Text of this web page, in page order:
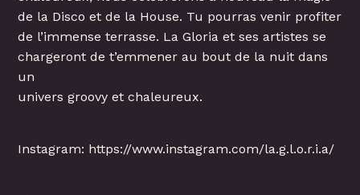
de la Disco et de la House. Tu pourras venir profiter
de l’immense terrasse. La Gloria et ses artistes se
chargeront de t’emmener au bout de la nuit dans
un
univers groovy et chaleureux.
Instagram: https://www.instagram.com/la.g.l.o.r.i.a/